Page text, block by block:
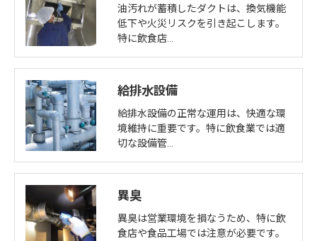
油汚れが蓄積したダクトは、換気機能
低下や火災リスクを引き起こします。
特に飲食店…
給排水設備
給排水設備の正常な運用は、快適な環
境維持に重要です。特に飲食業では適
切な設備管…
異臭
異臭は営業環境を損なうため、特に飲
食店や食品工場では注意が必要です。